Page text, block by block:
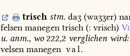
trisch stm. daʒ(waʒʒer)
felsen manegen trisch (: vrisch)
u. anm., wo222,2 verglichen wird:
velsen manegen val.